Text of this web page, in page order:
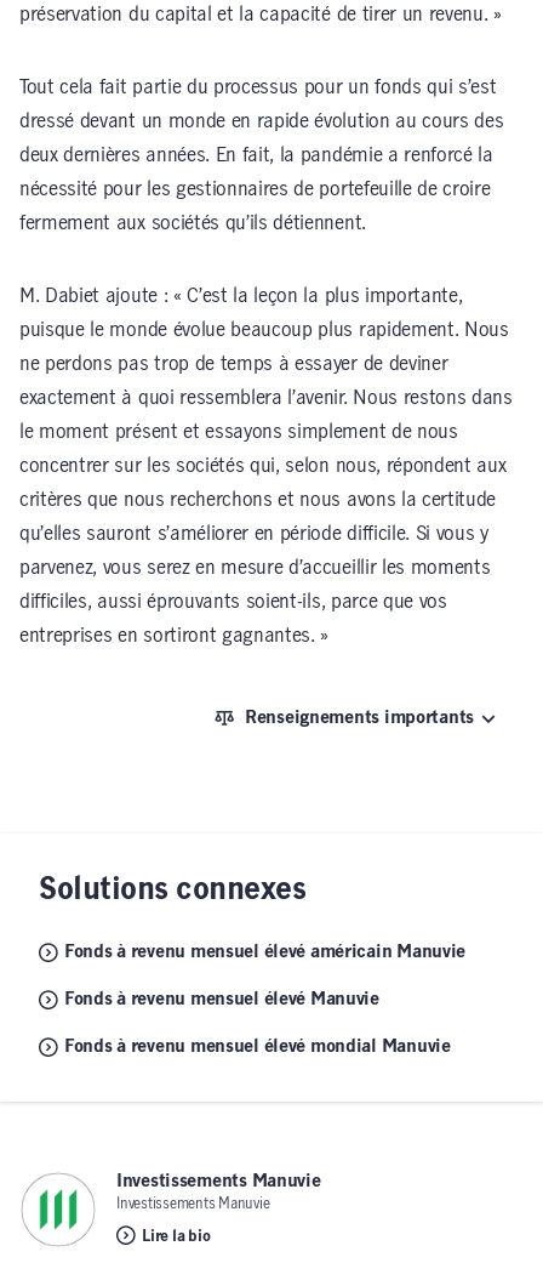
préservation du capital et la capacité de tirer un revenu. »
Tout cela fait partie du processus pour un fonds qui s’est
dressé devant un monde en rapide évolution au cours des
deux dernières années. En fait, la pandémie a renforcé la
nécessité pour les gestionnaires de portefeuille de croire
fermement aux sociétés qu’ils détiennent.
M. Dabiet ajoute : « C’est la leçon la plus importante,
puisque le monde évolue beaucoup plus rapidement. Nous
ne perdons pas trop de temps à essayer de deviner
exactement à quoi ressemblera l’avenir. Nous restons dans
le moment présent et essayons simplement de nous
concentrer sur les sociétés qui, selon nous, répondent aux
critères que nous recherchons et nous avons la certitude
qu’elles sauront s’améliorer en période difficile. Si vous y
parvenez, vous serez en mesure d’accueillir les moments
difficiles, aussi éprouvants soient-ils, parce que vos
entreprises en sortiront gagnantes. »
Renseignements importants
Solutions connexes
Fonds à revenu mensuel élevé américain Manuvie
Fonds à revenu mensuel élevé Manuvie
Fonds à revenu mensuel élevé mondial Manuvie
Investissements Manuvie,
Investissements Manuvie
Lire la bio